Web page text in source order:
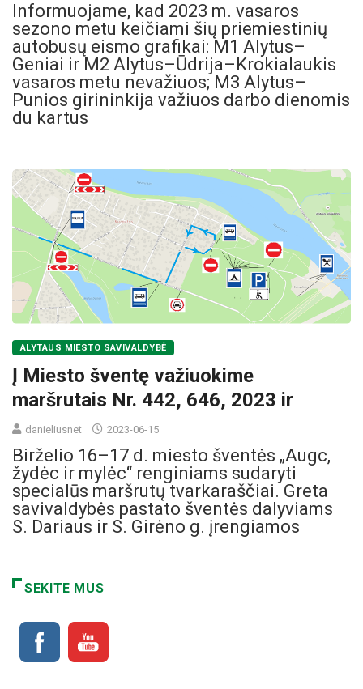
Informuojame, kad 2023 m. vasaros
sezono metu keičiami šių priemiestinių
autobusų eismo grafikai: M1 Alytus–
Geniai ir M2 Alytus–Ūdrija–Krokialaukis
vasaros metu nevažiuos; M3 Alytus–
Punios girininkija važiuos darbo dienomis
du kartus
ALYTAUS MIESTO SAVIVALDYBĖ
Į Miesto šventę važiuokime
maršrutais Nr. 442, 646, 2023 ir
danieliusnet 2023-06-15
Birželio 16–17 d. miesto šventės „Augc,
žydėc ir mylėc“ renginiams sudaryti
specialūs maršrutų tvarkaraščiai. Greta
savivaldybės pastato šventės dalyviams
S. Dariaus ir S. Girėno g. įrengiamos
SEKITE MUS